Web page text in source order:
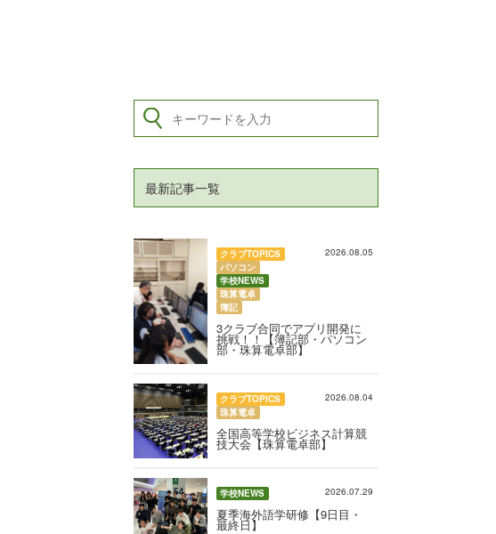
最新記事一覧
クラブTOPICS
パソコン
学校NEWS
珠算電卓
簿記
2026.08.05
3クラブ合同でアプリ開発に
挑戦！！【簿記部・パソコン
部・珠算電卓部】
クラブTOPICS
珠算電卓
2026.08.04
全国高等学校ビジネス計算競
技大会【珠算電卓部】
学校NEWS 2026.07.29
夏季海外語学研修【9日目・
最終日】